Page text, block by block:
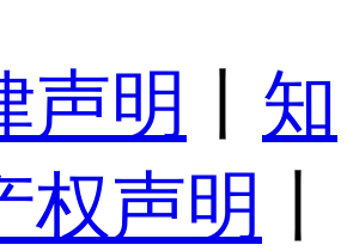
声明
知
权声明